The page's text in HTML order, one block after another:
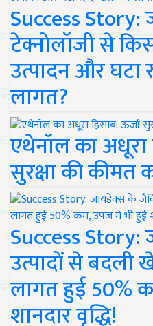
Success Story:
टेक्नोलॉजी से
उत्पादन और घटा
लागत?
एथेनॉल का अधूरा
सुरक्षा की कीमत
Success
उत्पादों से बदली
लागत हुई 50%
शानदार वृद्धि!